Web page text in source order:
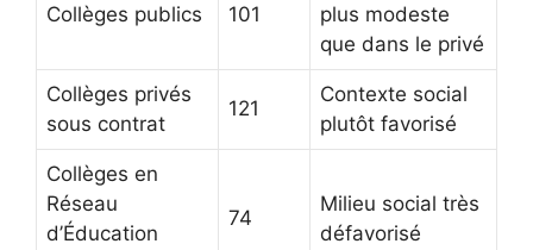
Collèges publics 101
plus modeste
que dans le privé
Collèges privés
sous contrat
121
Contexte social
plutôt favorisé
Collèges en
Réseau
d’Éducation
74
Milieu social très
défavorisé